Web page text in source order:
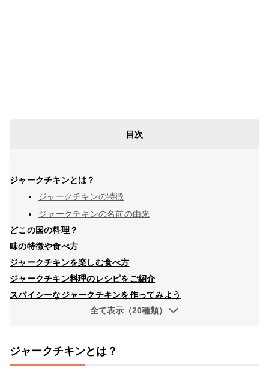
目次
ジャークチキンとは？
ジャークチキンの特徴
ジャークチキンの名前の由来
どこの国の料理？
味の特徴や食べ方
ジャークチキンを楽しむ食べ方
ジャークチキン料理のレシピをご紹介
スパイシーなジャークチキンを作ってみよう
全て表示（20種類）
ジャークチキンとは？